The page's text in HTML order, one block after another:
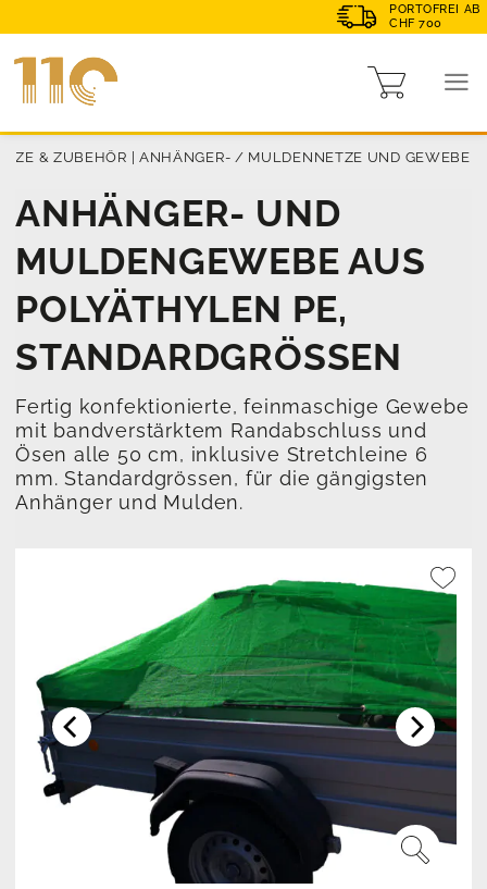
PORTOFREI AB
CHF 700
& ZUBEHÖR | ANHÄNGER- / MULDENNETZE UND GEWEBE
ANHÄNGER- UND
MULDENGEWEBE AUS
POLYÄTHYLEN PE,
STANDARDGRÖSSEN
Fertig konfektionierte, feinmaschige Gewebe
mit bandverstärktem Randabschluss und
Ösen alle 50 cm, inklusive Stretchleine 6
mm. Standardgrössen, für die gängigsten
Anhänger und Mulden.